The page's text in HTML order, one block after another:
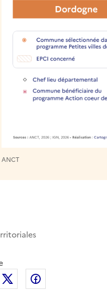
ANCT
de la page dans le